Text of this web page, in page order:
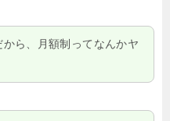
ら、月額制ってなんかヤ